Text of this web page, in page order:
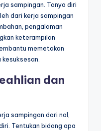
sampingan. Tanya diri
dari kerja sampingan
pengalaman
keterampilan
memetakan
dan
sampingan dari nol,
Tentukan bidang apa